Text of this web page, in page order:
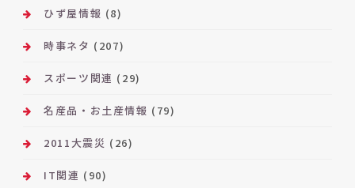
ひず屋情報 (8)
時事ネタ (207)
スポーツ関連 (29)
名産品・お土産情報 (79)
2011大震災 (26)
IT関連 (90)